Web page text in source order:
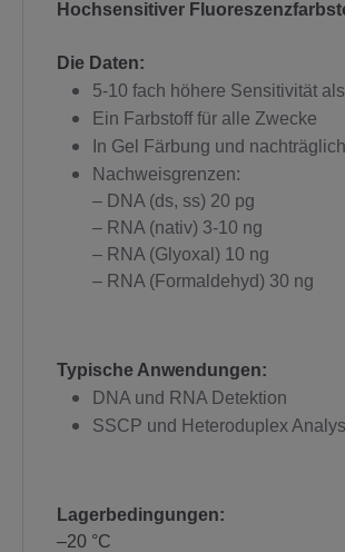
Hochsensitiver
Die Daten:
5-10 fach höhere Sensitivität
Ein Farbstoff für alle Zwecke
In Gel Färbung und
Nachweisgrenzen:
– DNA (ds, ss) 20 pg
– RNA (nativ) 3-10 ng
– RNA (Glyoxal) 10 ng
– RNA (Formaldehyd) 30 ng
Typische Anwendungen:
DNA und RNA Detektion
SSCP und Heteroduplex
Lagerbedingungen:
–20 °C